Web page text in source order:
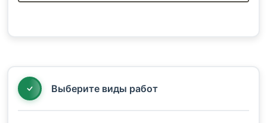
Выберите виды работ